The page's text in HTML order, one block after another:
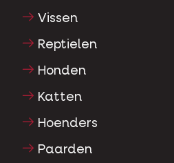
Vissen
Reptielen
Honden
Katten
Hoenders
Paarden